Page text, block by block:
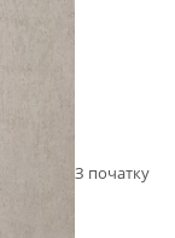
З початку